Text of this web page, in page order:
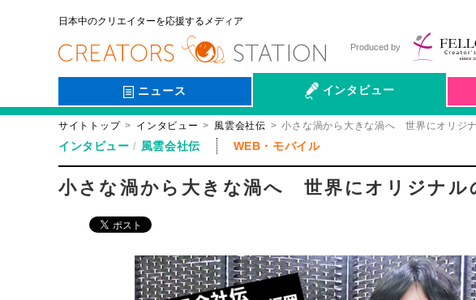
日本中のクリエイターを応援するメディア
Produced by
ニュース インタビュー
会社伝
サイトトップ インタビュー 風雲会社伝 小さな渦から大きな渦へ 世界にオリジ
インタビュー 風雲会社伝 WEB・モバイル
小さな渦から大きな渦へ 世界にオリジナル